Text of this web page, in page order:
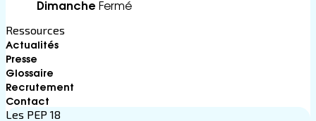
Dimanche Fermé
Ressources
Actualités
Presse
Glossaire
Recrutement
Contact
Les PEP 18